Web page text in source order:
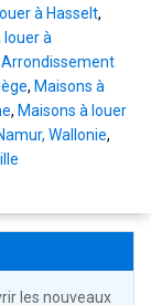
à Hasselt,
louer à
Arrondissement
, Maisons à
, Maisons à louer
Wallonie,
les nouveaux